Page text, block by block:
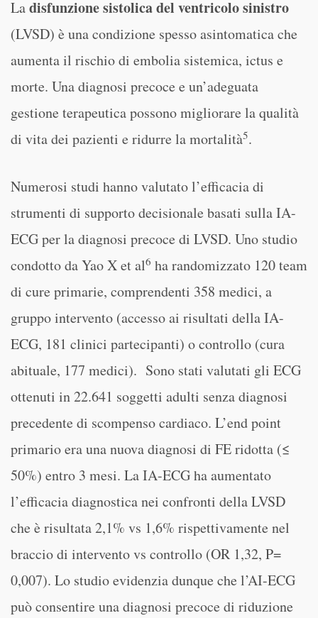
Ladisfunzione sistolica del ventricolo sinistro
(LVSD) è una condizione spesso asintomatica che
aumenta il rischio di embolia sistemica, ictus e
morte. Una diagnosi precoce e un’adeguata
gestione terapeutica possono migliorare la qualità
di vita dei pazienti e ridurre la mortalità5.
Numerosi studi hanno valutato l’efficacia di
strumenti di supporto decisionale basati sulla IA-
ECG per la diagnosi precoce di LVSD. Uno studio
condotto da Yao X et al6 ha randomizzato 120 team
di cure primarie, comprendenti 358 medici, a
gruppo intervento (accesso ai risultati della IA-
ECG, 181 clinici partecipanti) o controllo (cura
abituale, 177 medici). Sono stati valutati gli ECG
ottenuti in 22.641 soggetti adulti senza diagnosi
precedente di scompenso cardiaco. L’end point
primario era una nuova diagnosi di FE ridotta (≤
50%) entro 3 mesi. La IA-ECG ha aumentato
l’efficacia diagnostica nei confronti della LVSD
che è risultata 2,1% vs 1,6% rispettivamente nel
braccio di intervento vs controllo (OR 1,32, P=
0,007). Lo studio evidenzia dunque che l’AI-ECG
può consentire una diagnosi precoce di riduzione